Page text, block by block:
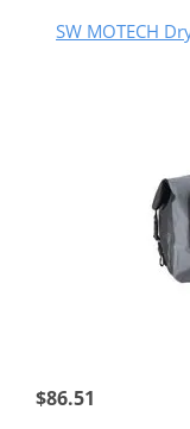
SW MOTECH
$86.51